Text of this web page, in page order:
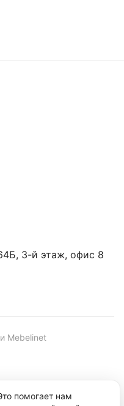
3-й этаж, офис 8
Mebelinet
данных Политика
помогает нам